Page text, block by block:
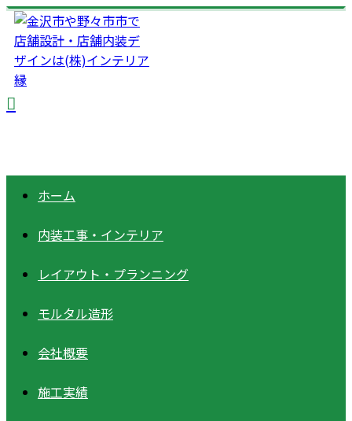
ホーム
内装工事・インテリア
レイアウト・プランニング
モルタル造形
会社概要
施工実績